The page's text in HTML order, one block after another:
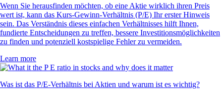
Wenn Sie herausfinden möchten, ob eine Aktie wirklich ihren Preis
wert ist, kann das Kurs-Gewinn-Verhältnis (P/E) Ihr erster Hinweis
sein. Das Verständnis dieses einfachen Verhältnisses hilft Ihnen,
fundierte Entscheidungen zu treffen, bessere Investitionsmöglichkeiten
zu finden und potenziell kostspielige Fehler zu vermeiden.
Learn more
Was ist das P/E-Verhältnis bei Aktien und warum ist es wichtig?